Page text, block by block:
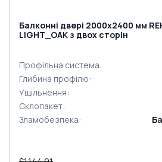
Балконні двері 2000x2400 мм
LIGHT_OAK з двох сторін
Профільна система:
Глибина профілю:
Ущільнення:
Склопакет:
Зламобезпека: